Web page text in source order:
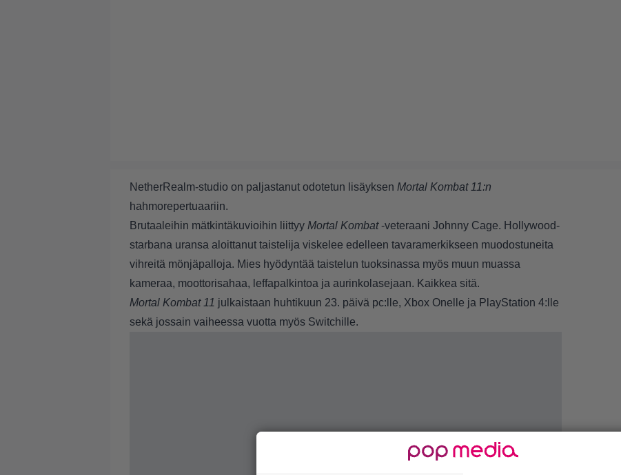
NetherRealm-studio on paljastanut odotetun lisäyksen Mortal Kombat 11:n
hahmorepertuaariin.
Brutaaleihin mätkintäkuvioihin liittyy Mortal Kombat-veteraani Johnny Cage. Hollywood-
starbana uransa aloittanut taistelija viskelee edelleen tavaramerkikseen muodostuneita
vihreitä mönjäpalloja. Mies hyödyntää taistelun tuoksinassa myös muun muassa
kameraa, moottorisahaa, leffapalkintoa ja aurinkolasejaan. Kaikkea sitä.
Mortal Kombat 11 julkaistaan huhtikuun 23. päivä pc:lle, Xbox Onelle ja PlayStation 4:lle
sekä jossain vaiheessa vuotta myös Switchille.